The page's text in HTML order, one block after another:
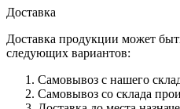
Доставка
Доставка продукции может
следующих вариантов:
Самовывоз с нашего
Самовывоз со склада